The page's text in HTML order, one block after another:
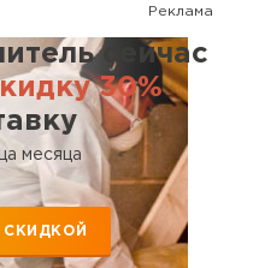
Реклама
сейчас
30%
месяца
СКИДКОЙ
Paroc